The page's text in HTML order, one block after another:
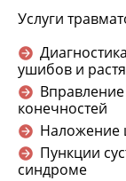
Услуги
ушибов и
конечностей
Наложение
Пункции
синдроме